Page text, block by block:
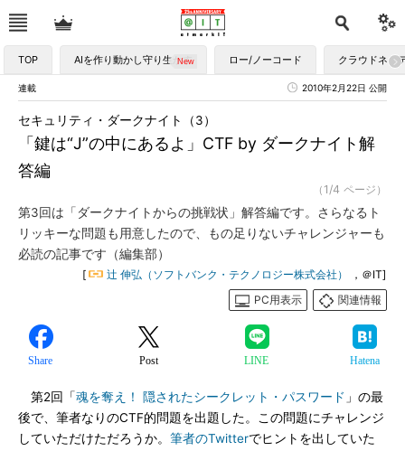
TOP AIを作り動かし守り生かす ロー/ノーコード クラウドネイ
連載 2010年2月22日 公開
「鍵は“J”の中にあるよ」CTF by ダークナイト解
答編
セキュリティ・ダークナイト（3）
（1/4 ページ）
第3回は「ダークナイトからの挑戦状」解答編です。さらなるト
リッキーな問題も用意したので、もの足りないチャレンジャーも
必読の記事です（編集部）
[ 辻 伸弘（ソフトバンク・テクノロジー株式会社）
，＠IT]
PC用表示
関連情報
Share Post LINE Hatena
第2回「魂を奪え！ 隠されたシークレット・パスワード 」の最
後で、筆者なりのCTF的問題を出題した。この問題にチャレンジ
していただけただろうか。 筆者のTwitterでヒントを出していた